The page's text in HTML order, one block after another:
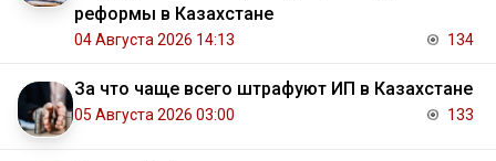
реформы в Казахстане
04 Августа 2026 14:13 134
За что чаще всего штрафуют ИП в Казахстане
05 Августа 2026 03:00 133